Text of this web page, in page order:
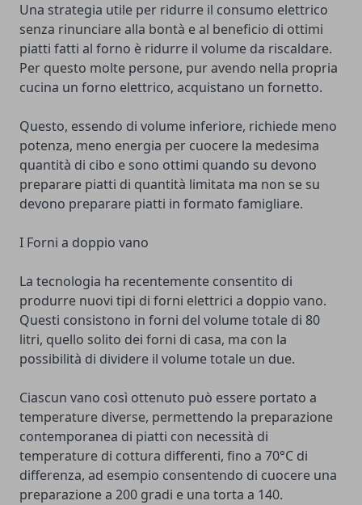
Una strategia utile per ridurre il consumo elettrico
senza rinunciare alla bontà e al beneficio di ottimi
piatti fatti al forno è ridurre il volume da riscaldare.
Per questo molte persone, pur avendo nella propria
cucina un forno elettrico, acquistano un fornetto.
Questo, essendo di volume inferiore, richiede meno
potenza, meno energia per cuocere la medesima
quantità di cibo e sono ottimi quando su devono
preparare piatti di quantità limitata ma non se su
devono preparare piatti in formato famigliare.
I Forni a doppio vano
La tecnologia ha recentemente consentito di
produrre nuovi tipi di forni elettrici a doppio vano.
Questi consistono in forni del volume totale di 80
litri, quello solito dei forni di casa, ma con la
possibilità di dividere il volume totale un due.
Ciascun vano così ottenuto può essere portato a
temperature diverse, permettendo la preparazione
contemporanea di piatti con necessità di
temperature di cottura differenti, fino a 70°C di
differenza, ad esempio consentendo di cuocere una
preparazione a 200 gradi e una torta a 140.